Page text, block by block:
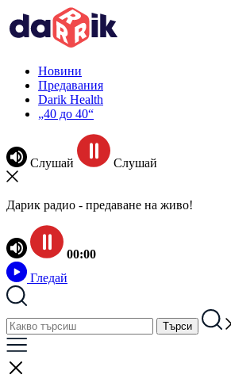
Новини
Предавания
Darik Health
„40 до 40“
Слушай Слушай
Дарик радио - предаване на живо!
00:00
Гледай